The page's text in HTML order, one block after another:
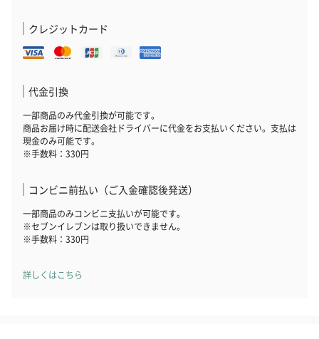
クレジットカード
代金引換
一部商品のみ代金引換が可能です。
商品お届け時に配送会社ドライバーに代金をお支払いください。支払は
現金のみ可能です。
※手数料：330円
コンビニ前払い（ご入金確認後発送）
一部商品のみコンビニ支払いが可能です。
※セブンイレブンは取り扱いできません。
※手数料：330円
詳しくはこちら